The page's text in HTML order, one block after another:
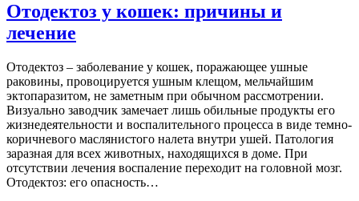
Отодектоз у кошек: причины и
лечение
Отодектоз – заболевание у кошек, поражающее ушные
раковины, провоцируется ушным клещом, мельчайшим
эктопаразитом, не заметным при обычном рассмотрении.
Визуально заводчик замечает лишь обильные продукты его
жизнедеятельности и воспалительного процесса в виде темно-
коричневого маслянистого налета внутри ушей. Патология
заразная для всех животных, находящихся в доме. При
отсутствии лечения воспаление переходит на головной мозг.
Отодектоз: его опасность…